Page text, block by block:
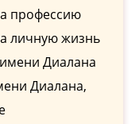
профессию
личную жизнь
Диалана
Диалана,